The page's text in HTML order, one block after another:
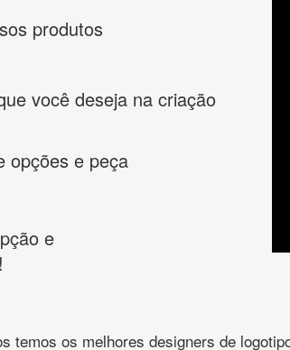
produtos
você deseja na criação
opções e peça
e
temos os melhores designers de